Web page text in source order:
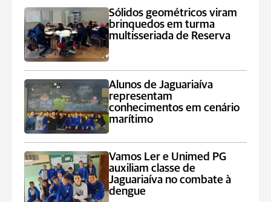
Sólidos geométricos viram
brinquedos em turma
multisseriada de Reserva
Alunos de Jaguariaíva
representam
conhecimentos em cenário
marítimo
Vamos Ler e Unimed PG
auxiliam classe de
Jaguariaíva no combate à
dengue